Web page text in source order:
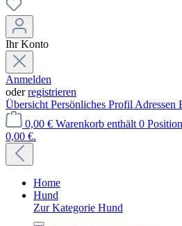
Ihr Konto
Anmelden
oderregistrieren
Übersicht Persönliches Profil Adressen
0,00 € Warenkorb enthält 0
0,00 €.
Home
Hund
Zur Kategorie Hund